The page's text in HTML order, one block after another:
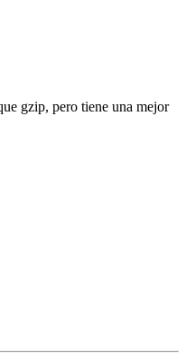
gzip, pero tiene una mejor